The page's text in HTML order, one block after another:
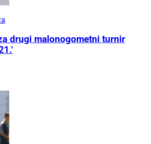
drugi malonogometni turnir